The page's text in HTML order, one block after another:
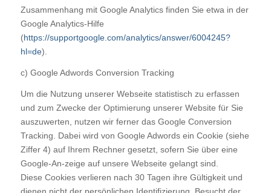
Zusammenhang mit Google Analytics finden Sie etwa in der
Google Analytics-Hilfe
(https://supportgoogle.com/analytics/answer/6004245?
hl=de).
c) Google Adwords Conversion Tracking
Um die Nutzung unserer Webseite statistisch zu erfassen
und zum Zwecke der Optimierung unserer Website für Sie
auszuwerten, nutzen wir ferner das Google Conversion
Tracking. Dabei wird von Google Adwords ein Cookie (siehe
Ziffer 4) auf Ihrem Rechner gesetzt, sofern Sie über eine
Google-An-zeige auf unsere Webseite gelangt sind.
Diese Cookies verlieren nach 30 Tagen ihre Gültigkeit und